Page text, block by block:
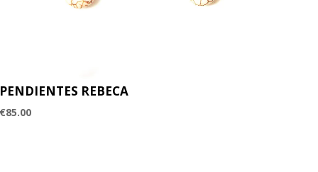
PENDIENTES REBECA
€85.00